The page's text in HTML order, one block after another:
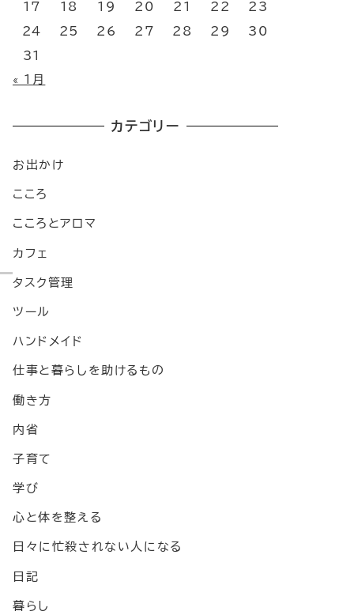
17 18 19 20 21 22 23
24 25 26 27 28 29 30
31
« 1月
カテゴリー
お出かけ
こころ
こころとアロマ
カフェ
タスク管理
ツール
ハンドメイド
仕事と暮らしを助けるもの
働き方
内省
子育て
学び
心と体を整える
日々に忙殺されない人になる
日記
暮らし